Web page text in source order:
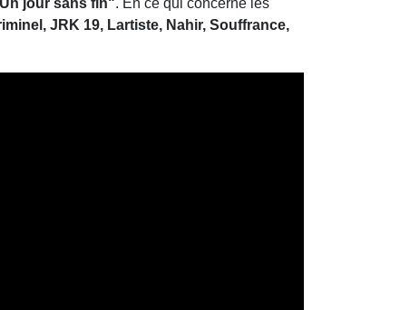
jour sans fin". En ce qui concerne les
JRK 19, Lartiste, Nahir, Souffrance,